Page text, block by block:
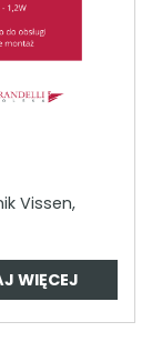
Vissen,
WIĘCEJ